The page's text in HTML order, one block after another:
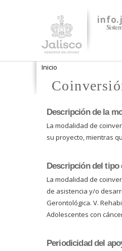
Se encuentra usted aquí
Inicio
Descripción de la
La modalidad de
su proyecto, mientras
Descripción del tipo
La modalidad de
de asistencia y/o
Gerontológica. V.
Adolescentes con
Periodicidad del